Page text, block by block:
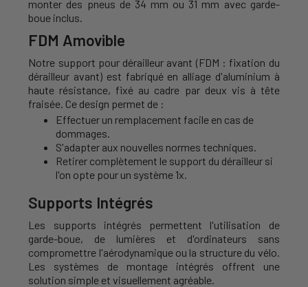
monter des pneus de 34 mm ou 31 mm avec garde-
boue inclus.
FDM Amovible
Notre support pour dérailleur avant (FDM : fixation du
dérailleur avant) est fabriqué en alliage d'aluminium à
haute résistance, fixé au cadre par deux vis à tête
fraisée. Ce design permet de :
Effectuer un remplacement facile en cas de
dommages.
S'adapter aux nouvelles normes techniques.
Retirer complètement le support du dérailleur si
l'on opte pour un système 1x.
Supports Intégrés
Les supports intégrés permettent l'utilisation de
garde-boue, de lumières et d'ordinateurs sans
compromettre l'aérodynamique ou la structure du vélo.
Les systèmes de montage intégrés offrent une
solution simple et visuellement agréable.